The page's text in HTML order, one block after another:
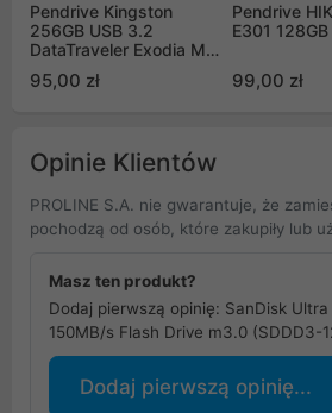
Pendrive Kingston
256GB USB 3.2
DataTraveler Exodia M
DTXM/256GB
95,00 zł
Pendrive
E301
99,00 zł
Opinie Klientów
PROLINE S.A. nie gwarantuje, że
pochodzą od osób, które zakupiły lub
Masz ten produkt?
Dodaj pierwszą opinię: SanDisk Ultra
150MB/s Flash Drive m3.0 (SDDD3-
Dodaj pierwszą opinię...